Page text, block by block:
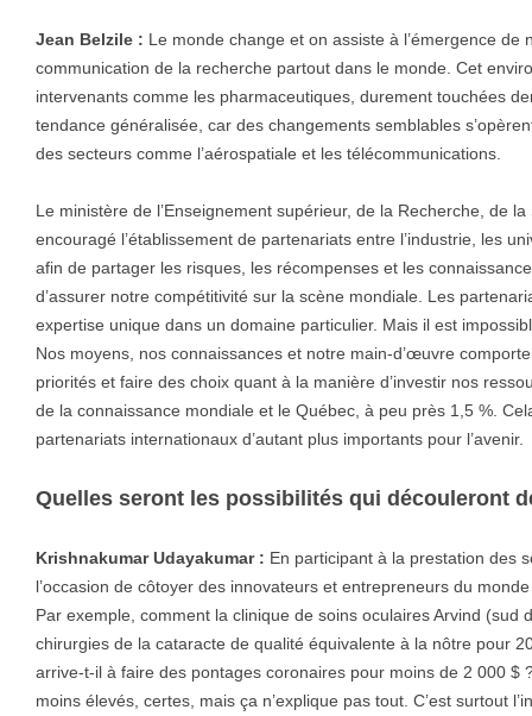
Jean Belzile : Le monde change et on assiste à l’émergence de
communication de la recherche partout dans le monde. Cet
intervenants comme les pharmaceutiques, durement touchées
tendance généralisée, car des changements semblables
des secteurs comme l’aérospatiale et les télécommunications.
Le ministère de l’Enseignement supérieur, de la Recherche, de
encouragé l’établissement de partenariats entre l’industrie, les
afin de partager les risques, les récompenses et les
d’assurer notre compétitivité sur la scène mondiale. Les
expertise unique dans un domaine particulier. Mais il est
Nos moyens, nos connaissances et notre main-d’œuvre
priorités et faire des choix quant à la manière d’investir nos
de la connaissance mondiale et le Québec, à peu près 1,5 %.
partenariats internationaux d’autant plus importants pour l’avenir.
Quelles seront les possibilités qui découleront
Krishnakumar Udayakumar : En participant à la prestation des
l’occasion de côtoyer des innovateurs et entrepreneurs du
Par exemple, comment la clinique de soins oculaires Arvind (sud
chirurgies de la cataracte de qualité équivalente à la nôtre pour
arrive-t-il à faire des pontages coronaires pour moins de 2 000 $
moins élevés, certes, mais ça n’explique pas tout. C’est surtout